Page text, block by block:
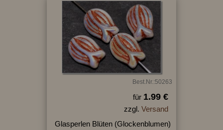
Best.Nr.:50263
für 1.99 €
zzgl. Versand
Glasperlen Blüten (Glockenblumen)